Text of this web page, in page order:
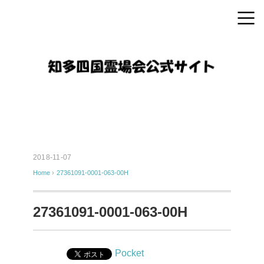
2018-11-07
Home › 27361091-0001-063-00H
27361091-0001-063-00H
Pocket